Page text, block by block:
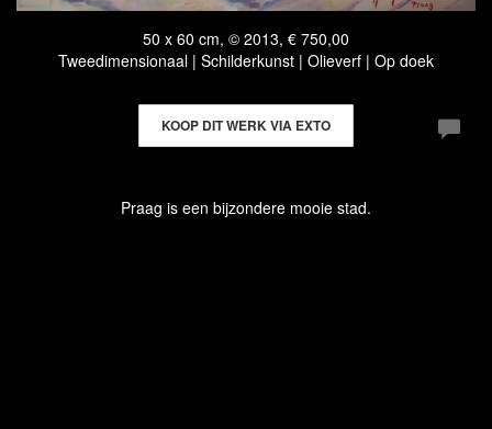
50 x 60 cm, © 2013, € 750,00
Tweedimensionaal | Schilderkunst | Olieverf | Op doek
KOOP DIT WERK VIA EXTO
Praag is een bijzondere mooie stad.